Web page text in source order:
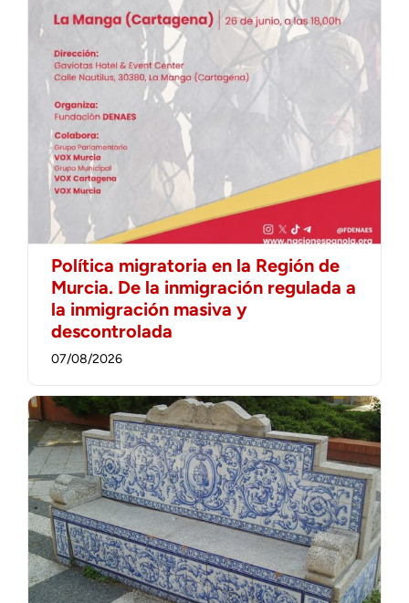
Política migratoria en la Región de
Murcia. De la inmigración regulada a
la inmigración masiva y
descontrolada
07/08/2026